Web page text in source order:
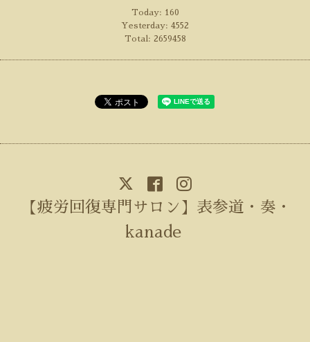
Today: 160
Yesterday: 4552
Total: 2659458
【疲労回復専門サロン】表参道・奏・
kanade